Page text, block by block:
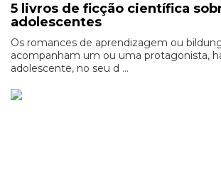
5 livros de ficção científica
adolescentes
Os romances de aprendizagem ou
acompanham um ou uma protagonista,
adolescente, no seu d ...